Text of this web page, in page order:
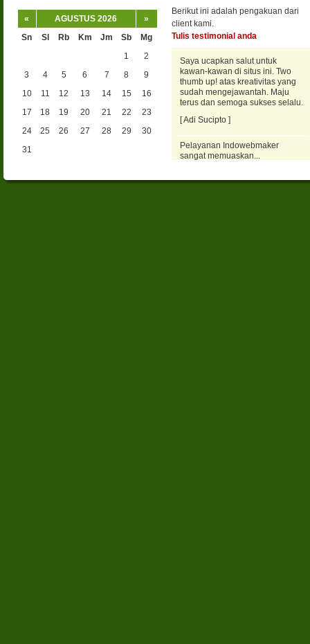
« AGUSTUS 2026
»
Sn
Sl Rb Km Jm Sb
Mg
1
2
3
4 5 6 7 8
9
10
11 12 13 14 15
16
17
18 19 20 21 22
23
24
25 26 27 28 29
30
31
Berikut ini adalah pengakuan dari
client kami.
Tulis testimonial anda
Saya ucapkan salut untuk
kawan-kawan di situs ini. Two
thumb up! atas kreativitas yang
sudah mengejawantah. Maju
terus dan semoga sukses selalu.
[ Adi Sucipto ]
Pelayanan Indowebmaker
sangat memuaskan...